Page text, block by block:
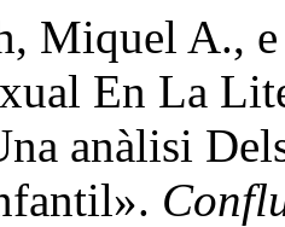
Miquel A., e
En La
anàlisi